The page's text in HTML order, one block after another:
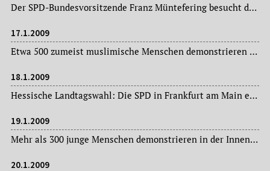
Der SPD-Bundesvorsitzende Franz Müntefering besucht das SPD-Haus in der Fischerfeldstraße und nimmt am öffentlichen Empfang für die „neuen Inländer“ teil.
17.1.2009
Etwa 500 zumeist muslimische Menschen demonstrieren in der Innenstadt gegen Israel.
18.1.2009
Hessische Landtagswahl: Die SPD in Frankfurt am Main erlebt mit lediglich 19,8 Prozent der Wählerstimmen ein Debakel.
19.1.2009
Mehr als 300 junge Menschen demonstrieren in der Innenstadt für den Erhalt des besetzten Jugendzentrums (Juz) an der Bockenheimer Varrentrappstraße.
20.1.2009